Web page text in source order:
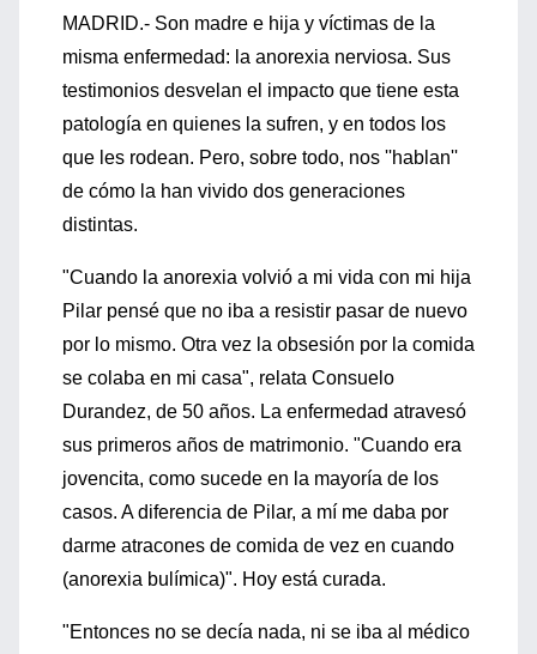
MADRID.- Son madre e hija y víctimas de la
misma enfermedad: la anorexia nerviosa. Sus
testimonios desvelan el impacto que tiene esta
patología en quienes la sufren, y en todos los
que les rodean. Pero, sobre todo, nos ''hablan''
de cómo la han vivido dos generaciones
distintas.
"Cuando la anorexia volvió a mi vida con mi hija
Pilar pensé que no iba a resistir pasar de nuevo
por lo mismo. Otra vez la obsesión por la comida
se colaba en mi casa", relata Consuelo
Durandez, de 50 años. La enfermedad atravesó
sus primeros años de matrimonio. "Cuando era
jovencita, como sucede en la mayoría de los
casos. A diferencia de Pilar, a mí me daba por
darme atracones de comida de vez en cuando
(anorexia bulímica)". Hoy está curada.
"Entonces no se decía nada, ni se iba al médico